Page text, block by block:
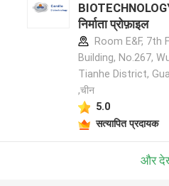
निर्माता प्रोफ़ाइल
Room E&F, 7th
Building, No.267,
Tianhe District,
,चीन
5.0
सत्यापित प्रदायक
और